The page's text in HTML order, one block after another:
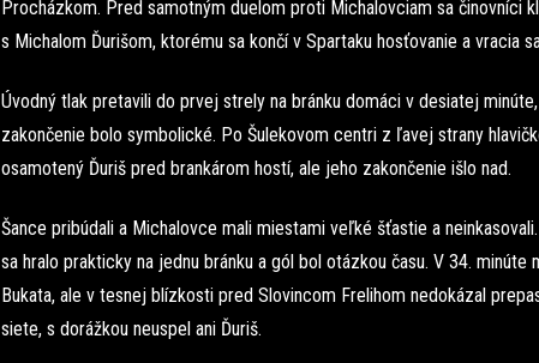
Procházkom. Pred samotným duelom proti Michalovciam sa činovníci
s Michalom Ďurišom, ktorému sa končí v Spartaku hosťovanie a vracia
Úvodný tlak pretavili do prvej strely na bránku domáci v desiatej
zakončenie bolo symbolické. Po Šulekovom centri z ľavej strany
osamotený Ďuriš pred brankárom hostí, ale jeho zakončenie išlo nad.
Šance pribúdali a Michalovce mali miestami veľké šťastie a
sa hralo prakticky na jednu bránku a gól bol otázkou času. V 34. minúte
Bukata, ale v tesnej blízkosti pred Slovincom Frelihom nedokázal
siete, s dorážkou neuspel ani Ďuriš.